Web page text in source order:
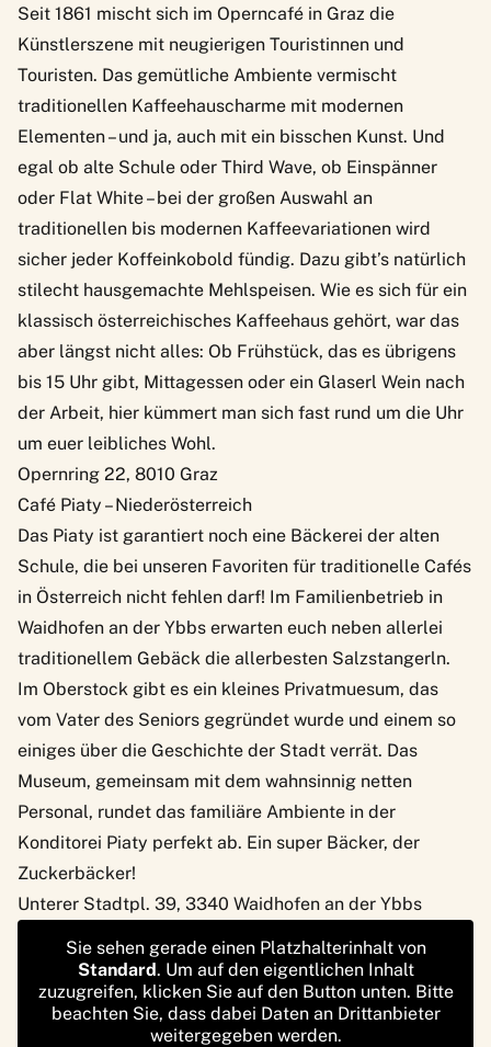
Seit 1861 mischt sich im Operncafé in Graz die
Künstlerszene mit neugierigen Touristinnen und
Touristen. Das gemütliche Ambiente vermischt
traditionellen Kaffeehauscharme mit modernen
Elementen – und ja, auch mit ein bisschen Kunst. Und
egal ob alte Schule oder Third Wave, ob Einspänner
oder Flat White – bei der großen Auswahl an
traditionellen bis modernen Kaffeevariationen wird
sicher jeder Koffeinkobold fündig. Dazu gibt’s natürlich
stilecht hausgemachte Mehlspeisen. Wie es sich für ein
klassisch österreichisches Kaffeehaus gehört, war das
aber längst nicht alles: Ob Frühstück, das es übrigens
bis 15 Uhr gibt, Mittagessen oder ein Glaserl Wein nach
der Arbeit, hier kümmert man sich fast rund um die Uhr
um euer leibliches Wohl.
Opernring 22, 8010 Graz
Café Piaty – Niederösterreich
Das Piaty ist garantiert noch eine Bäckerei der alten
Schule, die bei unseren Favoriten für traditionelle Cafés
in Österreich nicht fehlen darf! Im Familienbetrieb in
Waidhofen an der Ybbs erwarten euch neben allerlei
traditionellem Gebäck die allerbesten Salzstangerln.
Im Oberstock gibt es ein kleines Privatmuesum, das
vom Vater des Seniors gegründet wurde und einem so
einiges über die Geschichte der Stadt verrät. Das
Museum, gemeinsam mit dem wahnsinnig netten
Personal, rundet das familiäre Ambiente in der
Konditorei Piaty perfekt ab. Ein super Bäcker, der
Zuckerbäcker!
Unterer Stadtpl. 39, 3340 Waidhofen an der Ybbs
Sie sehen gerade einen Platzhalterinhalt von
Standard. Um auf den eigentlichen Inhalt
zuzugreifen, klicken Sie auf den Button unten. Bitte
beachten Sie, dass dabei Daten an Drittanbieter
weitergegeben werden.